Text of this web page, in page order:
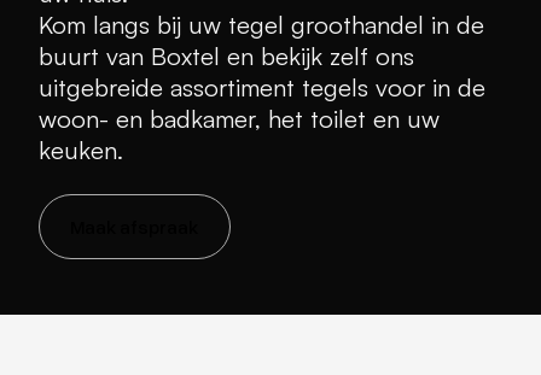
Kom langs bij uw tegel groothandel in de
buurt van Boxtel en bekijk zelf ons
uitgebreide assortiment tegels voor in de
woon- en badkamer, het toilet en uw
keuken.